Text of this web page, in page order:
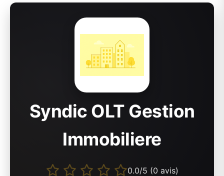
Syndic OLT Gestion
Immobiliere
0.0/5 (0 avis)